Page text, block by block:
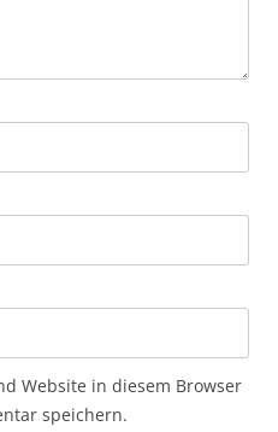
Website in diesem Browser
speichern.